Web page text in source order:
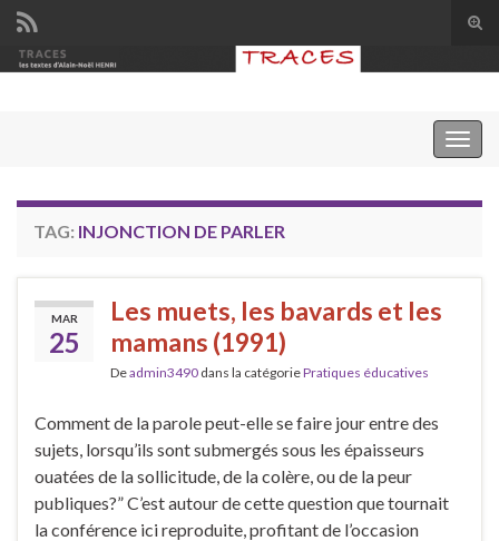
Search for:
TAG: INJONCTION DE PARLER
MAR
25
Les muets, les bavards et les
mamans (1991)
Deadmin3490 dans la catégoriePratiques éducatives
Comment de la parole peut-elle se faire jour entre des
sujets, lorsqu’ils sont submergés sous les épaisseurs
ouatées de la sollicitude, de la colère, ou de la peur
publiques?” C’est autour de cette question que tournait
la conférence ici reproduite, profitant de l’occasion